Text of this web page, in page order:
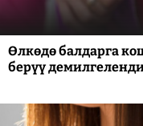
Өлкөдө балдарга
берүү